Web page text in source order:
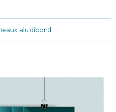
alu dibond